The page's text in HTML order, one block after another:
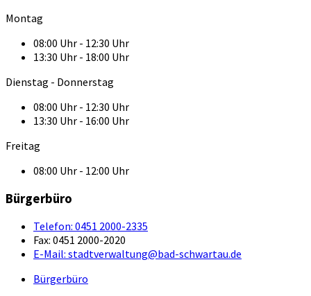
Montag
08:00 Uhr - 12:30 Uhr
13:30 Uhr - 18:00 Uhr
Dienstag - Donnerstag
08:00 Uhr - 12:30 Uhr
13:30 Uhr - 16:00 Uhr
Freitag
08:00 Uhr - 12:00 Uhr
Bürgerbüro
Telefon: 0451 2000-2335
Fax: 0451 2000-2020
E-Mail: stadtverwaltung@bad-schwartau.de
Bürgerbüro